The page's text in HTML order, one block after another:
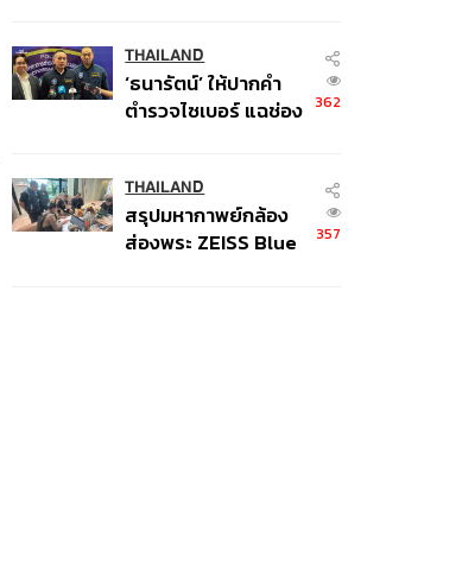
พล.ต.อ. เอก อังสนา
นนท์
THAILAND
‘ธนารัตน์’ ให้ปากคำ
ตำรวจไซเบอร์ แฉช่อง
362
THAILAND
สรุปมหากาพย์กล้อง
ส่องพระ ZEISS Blue
357